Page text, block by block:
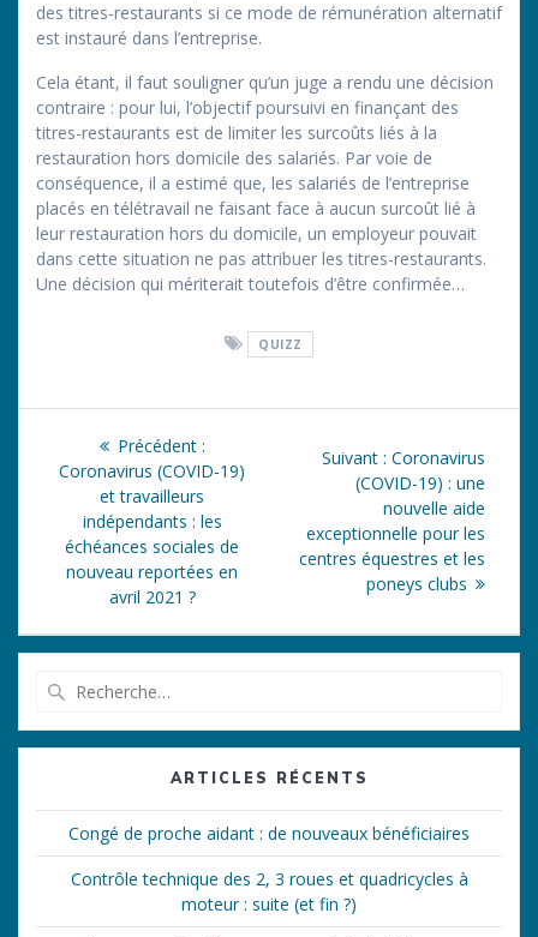
des titres-restaurants si ce mode de rémunération alternatif
est instauré dans l’entreprise.
Cela étant, il faut souligner qu’un juge a rendu une décision
contraire : pour lui, l’objectif poursuivi en finançant des
titres-restaurants est de limiter les surcoûts liés à la
restauration hors domicile des salariés. Par voie de
conséquence, il a estimé que, les salariés de l’entreprise
placés en télétravail ne faisant face à aucun surcoût lié à
leur restauration hors du domicile, un employeur pouvait
dans cette situation ne pas attribuer les titres-restaurants.
Une décision qui mériterait toutefois d’être confirmée…
QUIZZ
Navigation
l’article
Précédent :Article
précédent
Coronavirus (COVID-19)
et travailleurs
indépendants : les
échéances sociales de
nouveau reportées en
avril 2021 ?
Suivant : Article
suivant
:
Coronavirus
(COVID-19) : une
nouvelle aide
exceptionnelle pour les
centres équestres et les
poneys clubs
:
ARTICLES RÉCENTS
Congé de proche aidant : de nouveaux bénéficiaires
Contrôle technique des 2, 3 roues et quadricycles à
moteur : suite (et fin ?)